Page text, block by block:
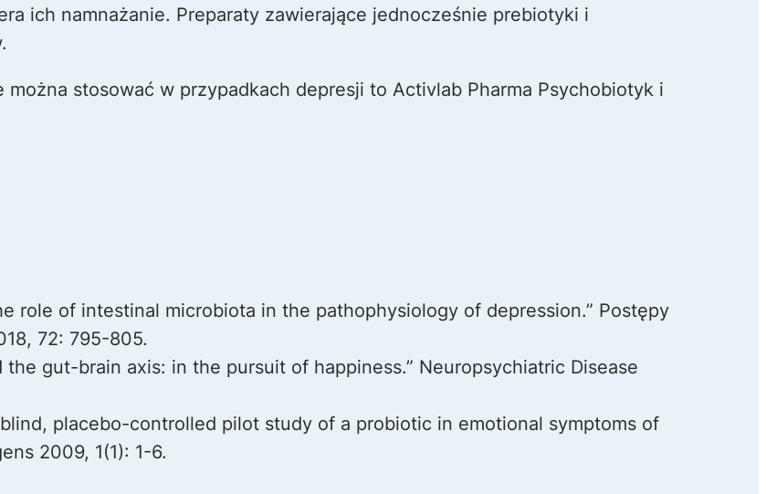
ich namnażanie. Preparaty zawierające jednocześnie prebiotyki i
stosować w przypadkach depresji to Activlab Pharma Psychobiotyk i
role of intestinal microbiota in the pathophysiology of depression.” Postępy
72: 795-805.
gut-brain axis: in the pursuit of happiness.” Neuropsychiatric Disease
placebo-controlled pilot study of a probiotic in emotional symptoms of
2009, 1(1): 1-6.